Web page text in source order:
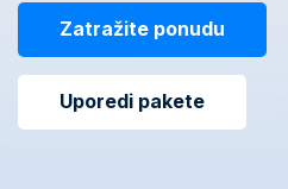
Zatražite ponudu
Uporedi pakete